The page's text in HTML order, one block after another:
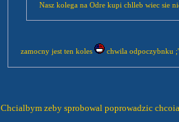
Nasz kolega na Odre kupi chlleb
zamocny jest ten koles chwila odpoczybnku
Chcialbym zeby sprobowal poprowadzic